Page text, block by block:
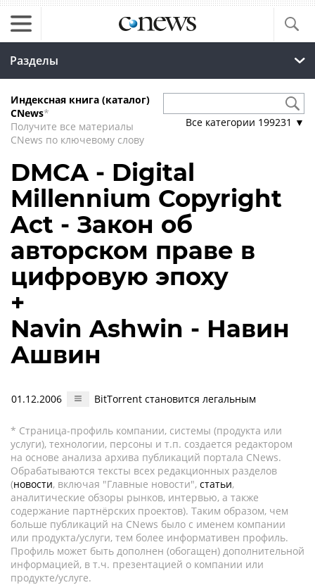
Разделы
Индексная книга (каталог)
CNews*
Получите все материалы
CNews по ключевому слову
Все категории 199231 ▼
DMCA - Digital
Millennium Copyright
Act - Закон об
авторском праве в
цифровую эпоху
+
Navin Ashwin - Навин
Ашвин
01.12.2006 BitTorrent становится легальным
* Страница-профиль компании, системы (продукта или
услуги), технологии, персоны и т.п. создается редактором
на основе анализа архива публикаций портала CNews.
Обрабатываются тексты всех редакционных разделов
(новости, включая "Главные новости", статьи,
аналитические обзоры рынков, интервью, а также
содержание партнёрских проектов). Таким образом, чем
больше публикаций на CNews было с именем компании
или продукта/услуги, тем более информативен профиль.
Профиль может быть дополнен (обогащен) дополнительной
информацией, в т.ч. презентацией о компании или
продукте/услуге.